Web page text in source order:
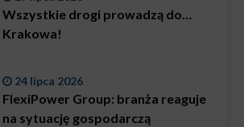
Wszystkie drogi prowadzą do…
Krakowa!
24 lipca 2026
FlexiPower Group: branża reaguje
na sytuację gospodarczą